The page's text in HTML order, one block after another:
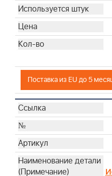
Поставка из EU до 5